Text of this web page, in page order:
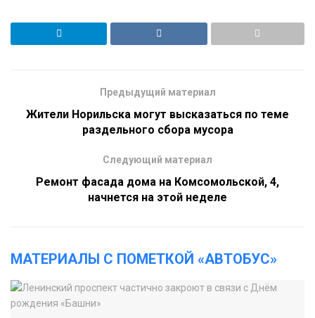
Предыдущий материал
Жители Норильска могут высказаться по теме
раздельного сбора мусора
Следующий материал
Ремонт фасада дома на Комсомольской, 4,
начнется на этой неделе
МАТЕРИАЛЫ С ПОМЕТКОЙ «АВТОБУС»